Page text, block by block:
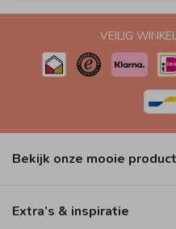
VEILIG
Bekijk onze mooie
Extra’s & inspiratie